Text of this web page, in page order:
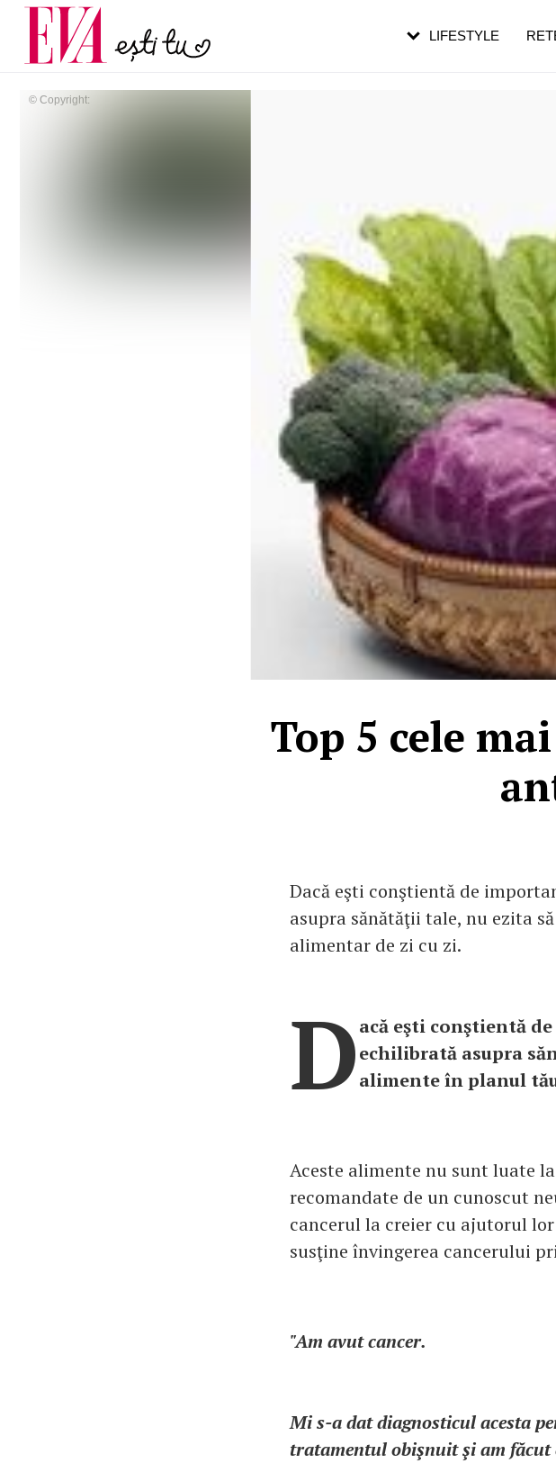
© Copyright:
Top 5 cele
Dacă eşti conştientă de
asupra sănătăţii tale, nu ezita
alimentar de zi cu zi.
Dacă eşti conştientă
echilibrată asupra
alimente în planul
Aceste alimente nu sunt luate
recomandate de un cunoscut
cancerul la creier cu ajutorul
susţine învingerea cancerului
"Am avut cancer.
Mi s-a dat diagnosticul acesta
tratamentul obişnuit şi am făcut
LIFESTYLE
Carieră
Actualitate